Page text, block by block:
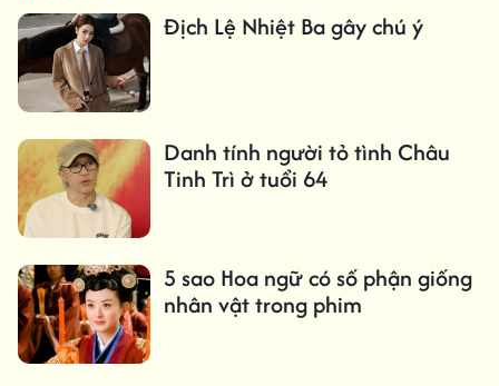
Địch Lệ Nhiệt Ba gây chú ý
Danh tính người tỏ tình Châu
Tinh Trì ở tuổi 64
5 sao Hoa ngữ có số phận giống
nhân vật trong phim